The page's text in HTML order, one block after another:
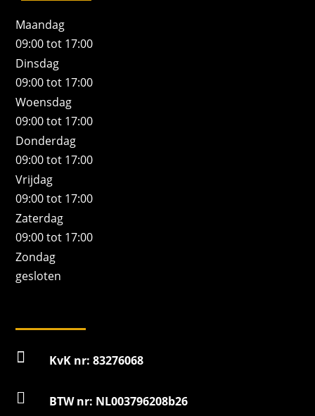
Maandag
09:00 tot 17:00
Dinsdag
09:00 tot 17:00
Woensdag
09:00 tot 17:00
Donderdag
09:00 tot 17:00
Vrijdag
09:00 tot 17:00
Zaterdag
09:00 tot 17:00
Zondag
gesloten
 KvK nr: 83276068
 BTW nr: NL003796208b26